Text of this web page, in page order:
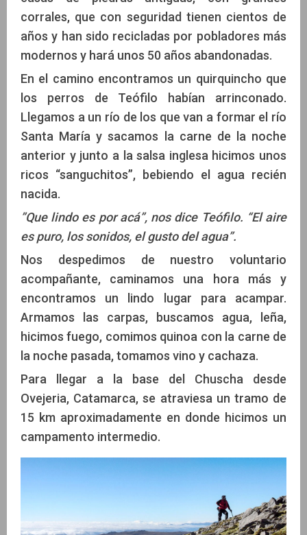
corrales, que con seguridad tienen cientos de
años y han sido recicladas por pobladores más
modernos y hará unos 50 años abandonadas.
En el camino encontramos un quirquincho que
los perros de Teófilo habían arrinconado.
Llegamos a un río de los que van a formar el río
Santa María y sacamos la carne de la noche
anterior y junto a la salsa inglesa hicimos unos
ricos “sanguchitos”, bebiendo el agua recién
nacida.
”Que lindo es por acá”, nos dice Teófilo. “El aire
es puro, los sonidos, el gusto del agua”.
Nos despedimos de nuestro voluntario
acompañante, caminamos una hora más y
encontramos un lindo lugar para acampar.
Armamos las carpas, buscamos agua, leña,
hicimos fuego, comimos quinoa con la carne de
la noche pasada, tomamos vino y cachaza.
Para llegar a la base del Chuscha desde
Ovejeria, Catamarca, se atraviesa un tramo de
15 km aproximadamente en donde hicimos un
campamento intermedio.